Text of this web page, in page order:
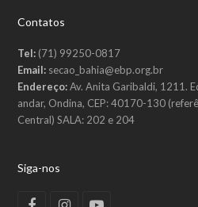
Contatos
Tel: (71) 99250-0817
Email: secao_bahia@ebp.org.br
Endereço:Av. Anita Garibaldi, 1211.
andar, Ondina, CEP: 40170-130
Central) SALA: 202 e 204
Siga-nos